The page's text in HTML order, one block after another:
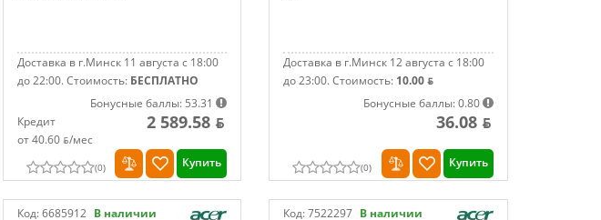
Доставка в г.Минск 11 августа с 18:00
до 22:00.Стоимость: БЕСПЛАТНО
Бонусные баллы: 53.31
Кредит
от 40.60 ƃ/мec
2 589.58 ƃ
(0) Купить
Доставка в г.Минск 12 августа с 18:00
до 23:00.Стоимость: 10.00 ƃ
Бонусные баллы: 0.80
36.08 ƃ
(0) Купить
Код:6685912 В наличии Код:7522297 В наличии